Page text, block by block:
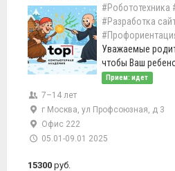
#Робототехника
#Разработка
Уважаемые
чтобы Ваш
Прием: идет
7–14 лет
г Москва, ул Профсоюзная, д 3
Офис 222
05.01-09.01 2025
15300 руб.